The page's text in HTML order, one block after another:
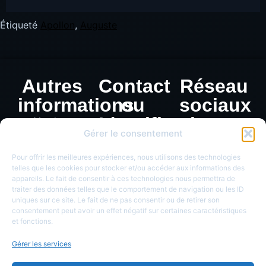
Gérer le consentement
Pour offrir les meilleures expériences, nous utilisons des technologies
telles que les cookies pour stocker et/ou accéder aux informations des
appareils. Le fait de consentir à ces technologies nous permettra de
traiter des données telles que le comportement de navigation ou les ID
uniques sur ce site. Le fait de ne pas consentir ou de retirer son
consentement peut avoir un effet négatif sur certaines caractéristiques
et fonctions.
Gérer les services
Étiqueté ,
Autres
informations
Mentions
confidentialité
Contact
ou
Identification
de
monnaie
Réseau
sociaux